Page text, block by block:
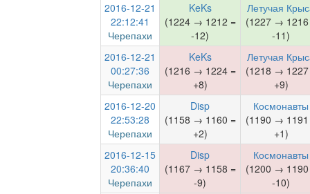
2016-12-21
22:12:41
Черепахи
KeKs
(1224 → 1212 =
-12)
Летучая
(1227 → 1216
-11)
2016-12-21
00:27:36
Черепахи
KeKs
(1216 → 1224 =
+8)
Летучая
(1218 → 1227
+9)
2016-12-20
22:53:28
Черепахи
Disp
(1158 → 1160 =
+2)
Космонавты
(1190 → 1191
+1)
2016-12-15
20:36:40
Черепахи
Disp
(1167 → 1158 =
-9)
Космонавты
(1200 → 1190
-10)